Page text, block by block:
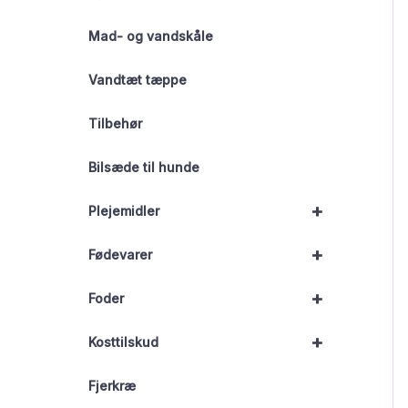
Mad- og vandskåle
Vandtæt tæppe
Tilbehør
Bilsæde til hunde
+
Plejemidler
+
Fødevarer
+
Foder
+
Kosttilskud
Fjerkræ